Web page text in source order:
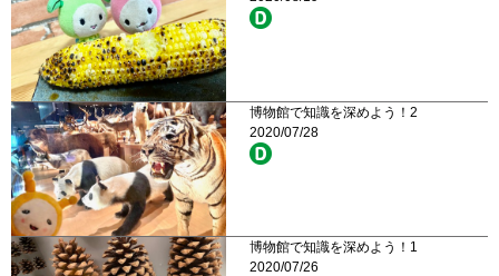
博物館で知識を深めよう！2
2020/07/28
博物館で知識を深めよう！1
2020/07/26